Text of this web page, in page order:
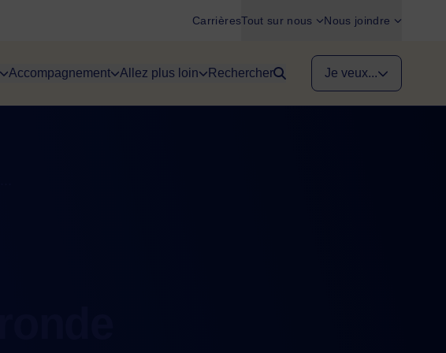
CarrièresTout sur nous Nous joindre
Accompagnement Allez plus loin Rechercher Je veux...